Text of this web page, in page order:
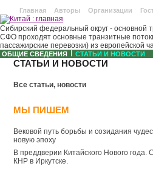
Главная Авторы Организации
Сибирский федеральный округ - основной
СФО проходят основные транзитные
пассажирские перевозки) из европейской
ОБЩИЕ СВЕДЕНИЯ СТАТЬИ И НОВОСТИ
СТАТЬИ И НОВОСТИ
Все статьи, новости
МЫ ПИШЕМ
Вековой путь борьбы и созидания
новую эпоху
В преддверии Китайского Нового года.
КНР в Иркутске.